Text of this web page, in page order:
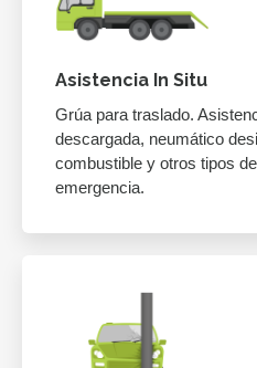
Asistencia In Situ
Grúa para traslado.
descargada, neumático
combustible y otros tipos
emergencia.